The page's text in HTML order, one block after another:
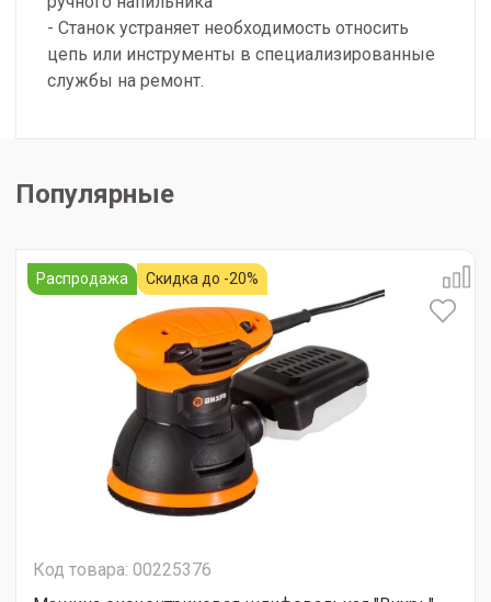
- Станок устраняет необходимость относить
цепь или инструменты в специализированные
службы на ремонт.
Популярные
Распродажа Скидка до -20%
Код товара: 00225376